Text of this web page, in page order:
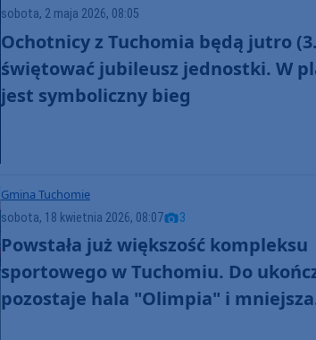
sobota, 2 maja 2026, 08:05
Ochotnicy z Tuchomia będą jutro
świętować jubileusz jednostki. W
jest symboliczny bieg
Gmina Tuchomie
sobota, 18 kwietnia 2026, 08:07 3
Powstała już większość kompleksu
sportowego w Tuchomiu. Do
pozostaje hala "Olimpia" i mniejsza